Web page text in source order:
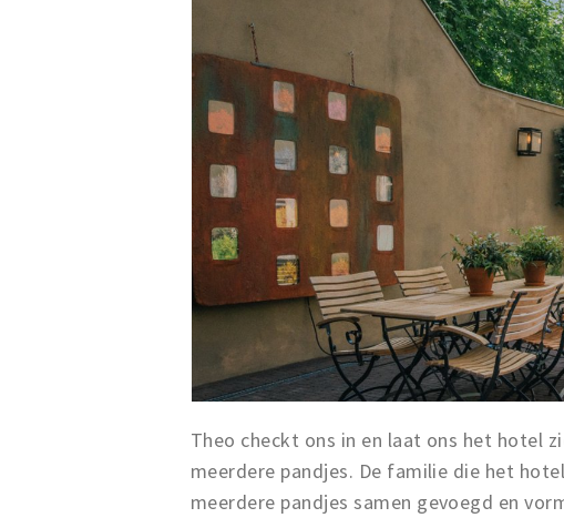
Theo checkt ons in en laat ons het hotel
meerdere pandjes. De familie die het
meerdere pandjes samen gevoegd en